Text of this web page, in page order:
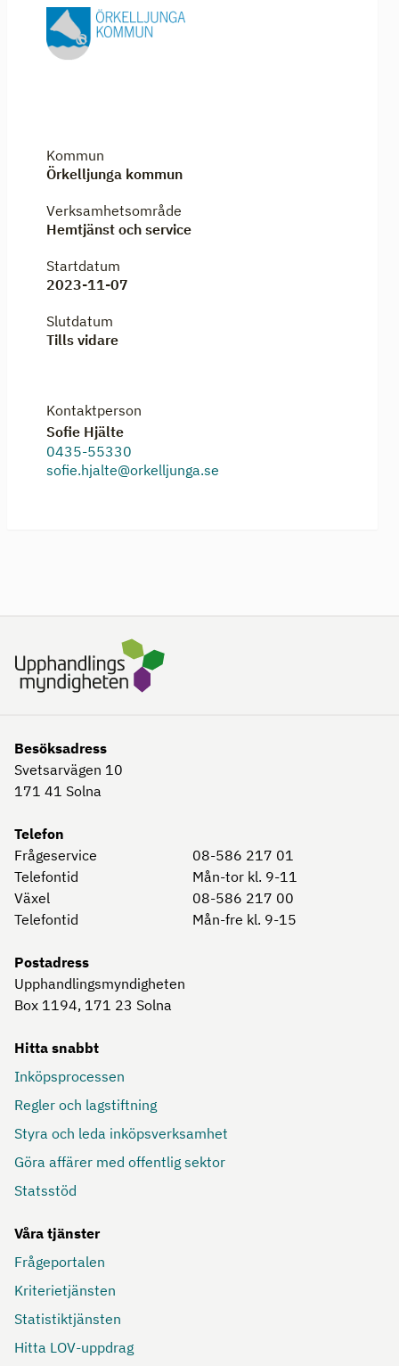
Kommun
Örkelljunga kommun
Verksamhetsområde
Hemtjänst och service
Startdatum
2023-11-07
Slutdatum
Tills vidare
Kontaktperson
Sofie Hjälte
0435-55330
sofie.hjalte@orkelljunga.se
Besöksadress
Svetsarvägen 10
171 41 Solna
Telefon
Frågeservice
08-586 217 01
Telefontid
Mån-tor kl. 9-11
Växel
08-586 217 00
Telefontid
Mån-fre kl. 9-15
Postadress
Upphandlingsmyndigheten
Box 1194, 171 23 Solna
Hitta snabbt
Inköpsprocessen
Regler och lagstiftning
Styra och leda inköpsverksamhet
Göra affärer med offentlig sektor
Statsstöd
Våra tjänster
Frågeportalen
Kriterietjänsten
Statistiktjänsten
Hitta LOV-uppdrag